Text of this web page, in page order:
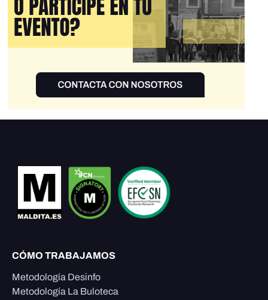
CÓMO TRABAJAMOS
Metodología Desinfo
Metodología La Buloteca